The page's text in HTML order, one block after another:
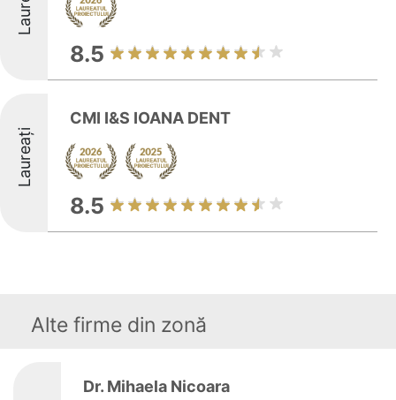
8.5
Laureați
CMI I&S IOANA DENT
8.5
Alte firme din zonă
Dr. Mihaela Nicoara